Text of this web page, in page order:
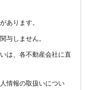
あります。
与しません。
は、各不動産会社に直
情報の取扱いについ